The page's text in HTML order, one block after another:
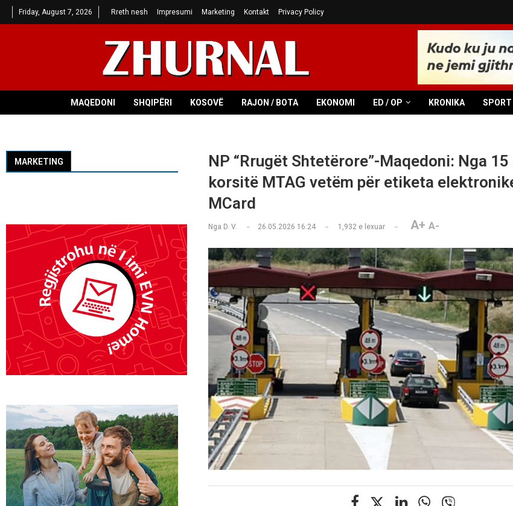
Friday, August 7, 2026 Rreth nesh Impresumi Marketing Kontakt Privacy Policy
MAQEDONI SHQIPËRI KOSOVË RAJON / BOTA EKONOMI ED / OP KRONIKA SPORT
NP “Rrugët Shtetërore”-Maqedoni: Nga
korsitë MTAG vetëm për etiketa
MCard
Nga D. V. 26.05.2026 16:24 1,932e lexuar A+ A-
MARKETING